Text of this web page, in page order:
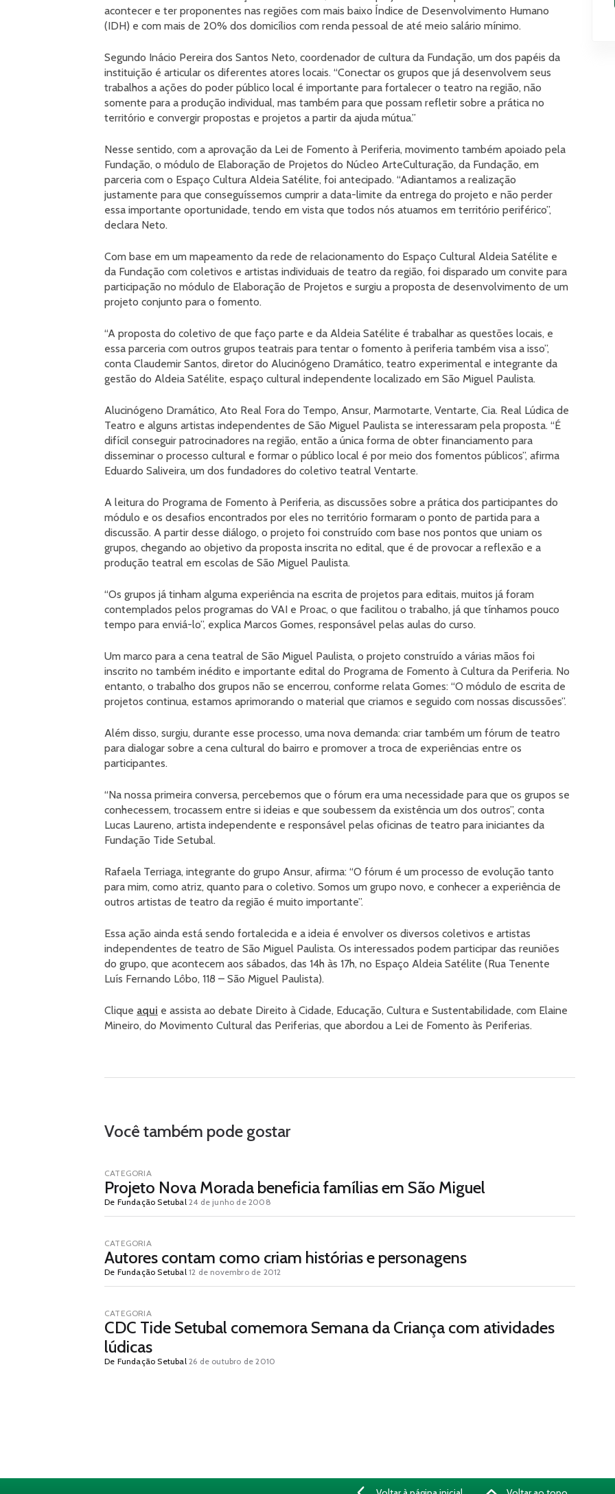
acontecer e ter proponentes nas regiões com mais baixo Índice de Desenvolvimento Humano
(IDH) e com mais de 20% dos domicílios com renda pessoal de até meio salário mínimo.
Segundo Inácio Pereira dos Santos Neto, coordenador de cultura da Fundação, um dos papéis da
instituição é articular os diferentes atores locais. “Conectar os grupos que já desenvolvem seus
trabalhos a ações do poder público local é importante para fortalecer o teatro na região, não
somente para a produção individual, mas também para que possam refletir sobre a prática no
território e convergir propostas e projetos a partir da ajuda mútua.”
Nesse sentido, com a aprovação da Lei de Fomento à Periferia, movimento também apoiado pela
Fundação, o módulo de Elaboração de Projetos do Núcleo ArteCulturação, da Fundação, em
parceria com o Espaço Cultura Aldeia Satélite, foi antecipado. “Adiantamos a realização
justamente para que conseguíssemos cumprir a data-limite da entrega do projeto e não perder
essa importante oportunidade, tendo em vista que todos nós atuamos em território periférico”,
declara Neto.
Com base em um mapeamento da rede de relacionamento do Espaço Cultural Aldeia Satélite e
da Fundação com coletivos e artistas individuais de teatro da região, foi disparado um convite para
participação no módulo de Elaboração de Projetos e surgiu a proposta de desenvolvimento de um
projeto conjunto para o fomento.
“A proposta do coletivo de que faço parte e da Aldeia Satélite é trabalhar as questões locais, e
essa parceria com outros grupos teatrais para tentar o fomento à periferia também visa a isso”,
conta Claudemir Santos, diretor do Alucinógeno Dramático, teatro experimental e integrante da
gestão do Aldeia Satélite, espaço cultural independente localizado em São Miguel Paulista.
Alucinógeno Dramático, Ato Real Fora do Tempo, Ansur, Marmotarte, Ventarte, Cia. Real Lúdica de
Teatro e alguns artistas independentes de São Miguel Paulista se interessaram pela proposta. “É
difícil conseguir patrocinadores na região, então a única forma de obter financiamento para
disseminar o processo cultural e formar o público local é por meio dos fomentos públicos”, afirma
Eduardo Saliveira, um dos fundadores do coletivo teatral Ventarte.
A leitura do Programa de Fomento à Periferia, as discussões sobre a prática dos participantes do
módulo e os desafios encontrados por eles no território formaram o ponto de partida para a
discussão. A partir desse diálogo, o projeto foi construído com base nos pontos que uniam os
grupos, chegando ao objetivo da proposta inscrita no edital, que é de provocar a reflexão e a
produção teatral em escolas de São Miguel Paulista.
“Os grupos já tinham alguma experiência na escrita de projetos para editais, muitos já foram
contemplados pelos programas do VAI e Proac, o que facilitou o trabalho, já que tínhamos pouco
tempo para enviá-lo”, explica Marcos Gomes, responsável pelas aulas do curso.
Um marco para a cena teatral de São Miguel Paulista, o projeto construído a várias mãos foi
inscrito no também inédito e importante edital do Programa de Fomento à Cultura da Periferia. No
entanto, o trabalho dos grupos não se encerrou, conforme relata Gomes: “O módulo de escrita de
projetos continua, estamos aprimorando o material que criamos e seguido com nossas discussões”.
Além disso, surgiu, durante esse processo, uma nova demanda: criar também um fórum de teatro
para dialogar sobre a cena cultural do bairro e promover a troca de experiências entre os
participantes.
“Na nossa primeira conversa, percebemos que o fórum era uma necessidade para que os grupos se
conhecessem, trocassem entre si ideias e que soubessem da existência um dos outros”, conta
Lucas Laureno, artista independente e responsável pelas oficinas de teatro para iniciantes da
Fundação Tide Setubal.
Rafaela Terriaga, integrante do grupo Ansur, afirma: “O fórum é um processo de evolução tanto
para mim, como atriz, quanto para o coletivo. Somos um grupo novo, e conhecer a experiência de
outros artistas de teatro da região é muito importante”.
Essa ação ainda está sendo fortalecida e a ideia é envolver os diversos coletivos e artistas
independentes de teatro de São Miguel Paulista. Os interessados podem participar das reuniões
do grupo, que acontecem aos sábados, das 14h às 17h, no Espaço Aldeia Satélite (Rua Tenente
Luís Fernando Lôbo, 118 – São Miguel Paulista).
Clique aqui e assista ao debate Direito à Cidade, Educação, Cultura e Sustentabilidade, com Elaine
Mineiro, do Movimento Cultural das Periferias, que abordou a Lei de Fomento às Periferias.
Você também pode gostar
CATEGORIA
Projeto Nova Morada beneficia famílias em São Miguel
De Fundação Setubal24 de junho de 2008
CATEGORIA
Autores contam como criam histórias e personagens
De Fundação Setubal12 de novembro de 2012
CATEGORIA
CDC Tide Setubal comemora Semana da Criança com atividades
lúdicas
De Fundação Setubal26 de outubro de 2010